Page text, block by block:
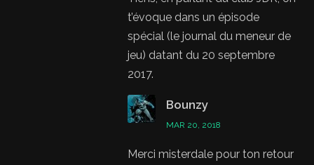
t’évoque dans un épisode
spécial (le journal du meneur de
jeu) datant du 20 septembre
2017.
Bounzy
MAR 20, 2018
Merci misterdale pour ton retour